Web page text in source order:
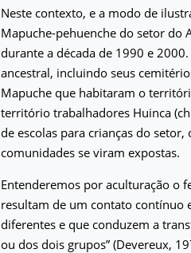
Neste contexto, e a modo de
Mapuche-pehuenche do setor do
durante a década de 1990 e
ancestral, incluindo seus
Mapuche que habitaram o
território trabalhadores Huinca
de escolas para crianças do
comunidades se viram expostas.
Entenderemos por aculturação o
resultam de um contato contínuo
diferentes e que conduzem a
ou dos dois grupos” (Devereux,